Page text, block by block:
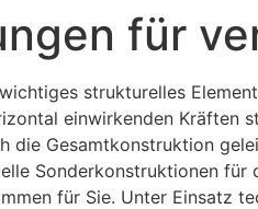
für
strukturelles
einwirkenden Kräften
die Gesamtkonstruktion
Sonderkonstruktionen
für Sie. Unter Einsatz